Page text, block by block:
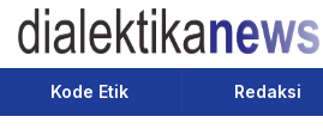
Dialektika News
Terkini dan Populer
Kode Etik Redaksi